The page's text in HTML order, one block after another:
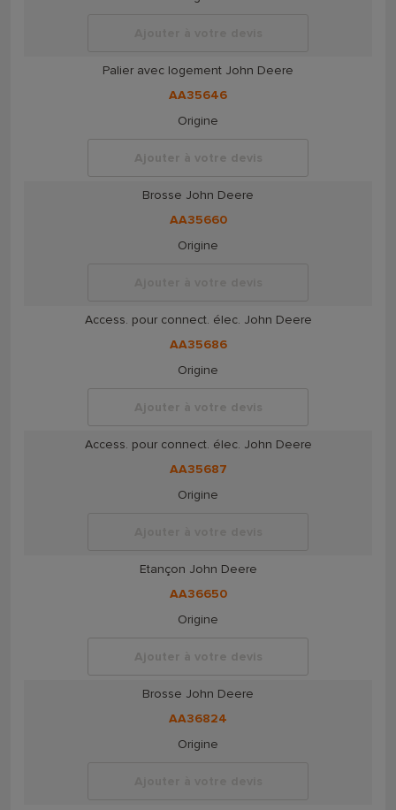
Palier avec logement John Deere
AA35646
Origine
Ajouter à votre devis
Brosse John Deere
AA35660
Origine
Access. pour connect. élec. John Deere
AA35686
Origine
Ajouter à votre devis
Access. pour connect. élec. John Deere
AA35687
Origine
Etançon John Deere
AA36650
Origine
Ajouter à votre devis
Brosse John Deere
AA36824
Origine